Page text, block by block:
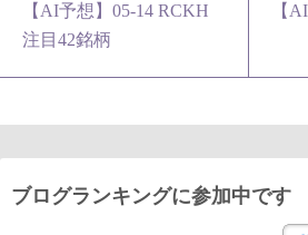
【AI予想】05-14 RCKH
注目42銘柄
【
ブログランキングに参加中です